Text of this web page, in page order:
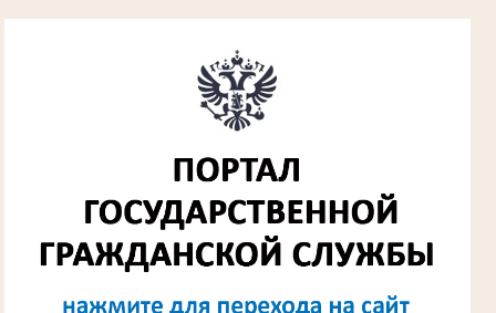
Алферьев Сергей Григорьевич
Участник Великой Отечественной войны
Председатель Губкинского городского